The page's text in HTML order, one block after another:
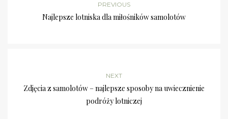
PREVIOUS
Najlepsze lotniska dla miłośników samolotów
NEXT
Zdjęcia z samolotów – najlepsze sposoby na uwiecznienie
podróży lotniczej